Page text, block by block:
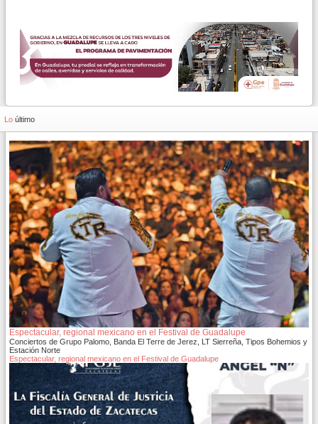
Lo último
Espectacular, regional mexicano en el Festival de Guadalupe
Conciertos de Grupo Palomo, Banda El Terre de Jerez, LT Sierreña, Tipos Bohemios y
Estación Norte
Espectacular, regional mexicano en el Festival de Guadalupe